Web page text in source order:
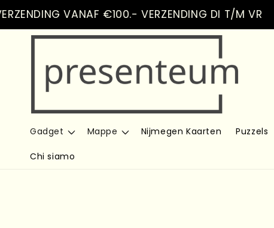
VANAF €100.- VERZENDING DI T/M VR
Gadget Mappe Nijmegen Kaarten Puzzels
Chi siamo